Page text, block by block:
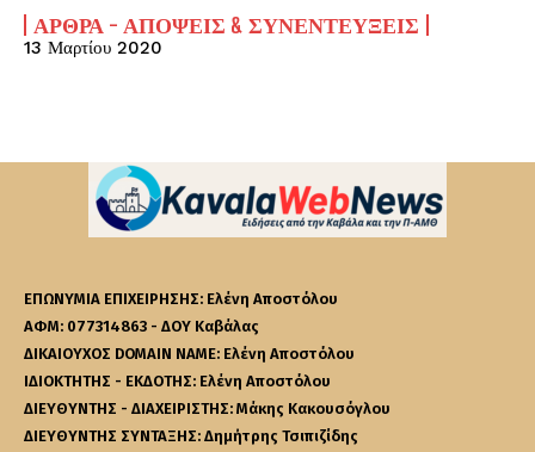
ΆΡΘΡΑ - ΑΠΌΨΕΙΣ & ΣΥΝΕΝΤΕΎΞΕΙΣ
13 Μαρτίου 2020
ΕΠΩΝΥΜΙΑ ΕΠΙΧΕΙΡΗΣΗΣ: Ελένη Αποστόλου
ΑΦΜ: 077314863 - ΔΟΥ Καβάλας
ΔΙΚΑΙΟΥΧΟΣ DOMAIN NAME: Ελένη Αποστόλου
ΙΔΙΟΚΤΗΤΗΣ - ΕΚΔΟΤΗΣ: Ελένη Αποστόλου
ΔΙΕΥΘΥΝΤΗΣ - ΔΙΑΧΕΙΡΙΣΤΗΣ: Μάκης Κακουσόγλου
ΔΙΕΥΘΥΝΤΗΣ ΣΥΝΤΑΞΗΣ: Δημήτρης Τσιπιζίδης